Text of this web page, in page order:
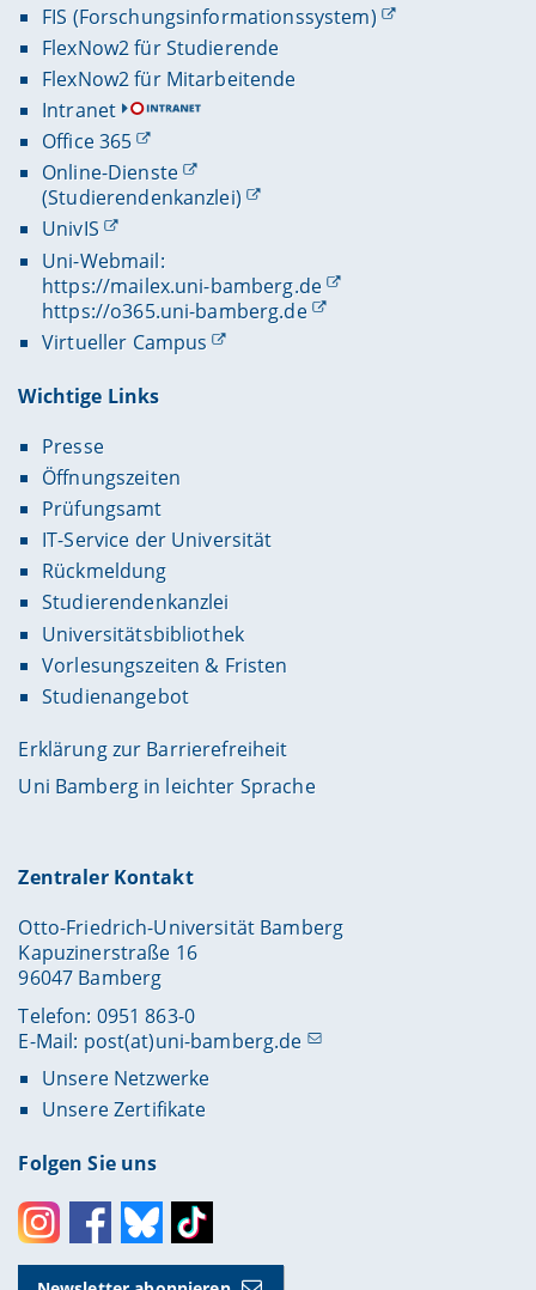
FIS (Forschungsinformationssystem)
FlexNow2 für Studierende
FlexNow2 für Mitarbeitende
Intranet
Office 365
Online-Dienste
(Studierendenkanzlei)
UnivIS
Uni-Webmail:
https://mailex.uni-bamberg.de
https://o365.uni-bamberg.de
Virtueller Campus
Wichtige Links
Presse
Öffnungszeiten
Prüfungsamt
IT-Service der Universität
Rückmeldung
Studierendenkanzlei
Universitätsbibliothek
Vorlesungszeiten & Fristen
Studienangebot
Erklärung zur Barrierefreiheit
Uni Bamberg in leichter Sprache
Zentraler Kontakt
Otto-Friedrich-Universität Bamberg
Kapuzinerstraße 16
96047 Bamberg
Telefon: 0951 863-0
E-Mail: post(at)uni-bamberg.de
Unsere Netzwerke
Unsere Zertifikate
Folgen Sie uns
InstagramFacebookBlueskyToktok